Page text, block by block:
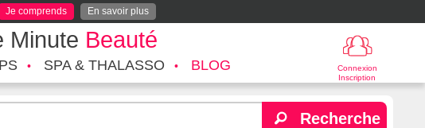
Je comprends En savoir plus
Minute Beauté
Connexion
Inscription
SPA & THALASSO BLOG
Recherche